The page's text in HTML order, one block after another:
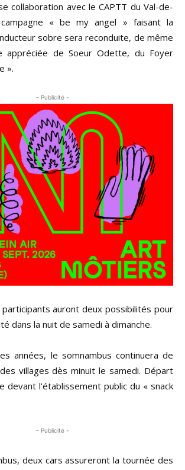
collaboration avec le CAPTT du Val-de-
« be my angel » faisant la
sobre sera reconduite, de même
appréciée de Soeur Odette, du Foyer
».
- Publicité -
participants auront deux possibilités pour
dans la nuit de samedi à dimanche.
années, le somnambus continuera de
villages dès minuit le samedi. Départ
devant l’établissement public du « snack
- Publicité -
deux cars assureront la tournée des